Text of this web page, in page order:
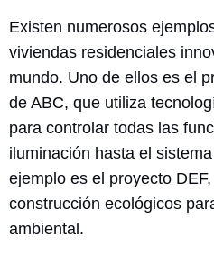
Existen numerosos
viviendas residenciales
mundo. Uno de ellos es el
de ABC, que utiliza
para controlar todas las
iluminación hasta el
ejemplo es el proyecto
construcción ecológicos
ambiental.